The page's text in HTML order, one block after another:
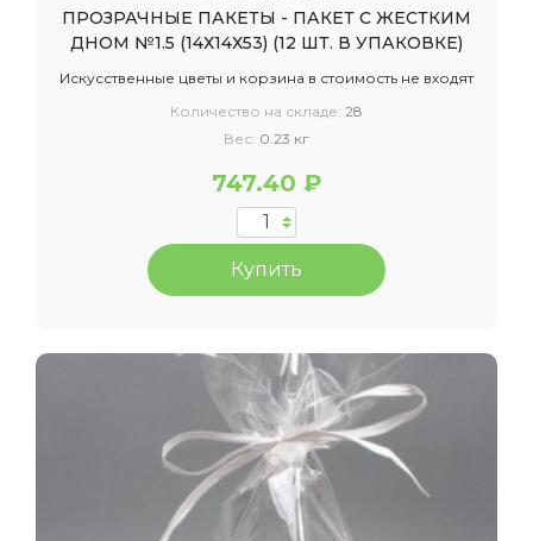
ПРОЗРАЧНЫЕ ПАКЕТЫ - ПАКЕТ С ЖЕСТКИМ
ДНОМ №1.5 (14Х14Х53) (12 ШТ. В УПАКОВКЕ)
Искусственные цветы и корзина в стоимость не входят
Количество на складе: 28
Вес: 0.23 кг
747.40 ₽
Купить